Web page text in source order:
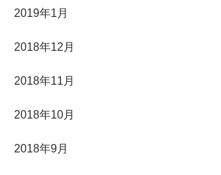
2019年1月
2018年12月
2018年11月
2018年10月
2018年9月